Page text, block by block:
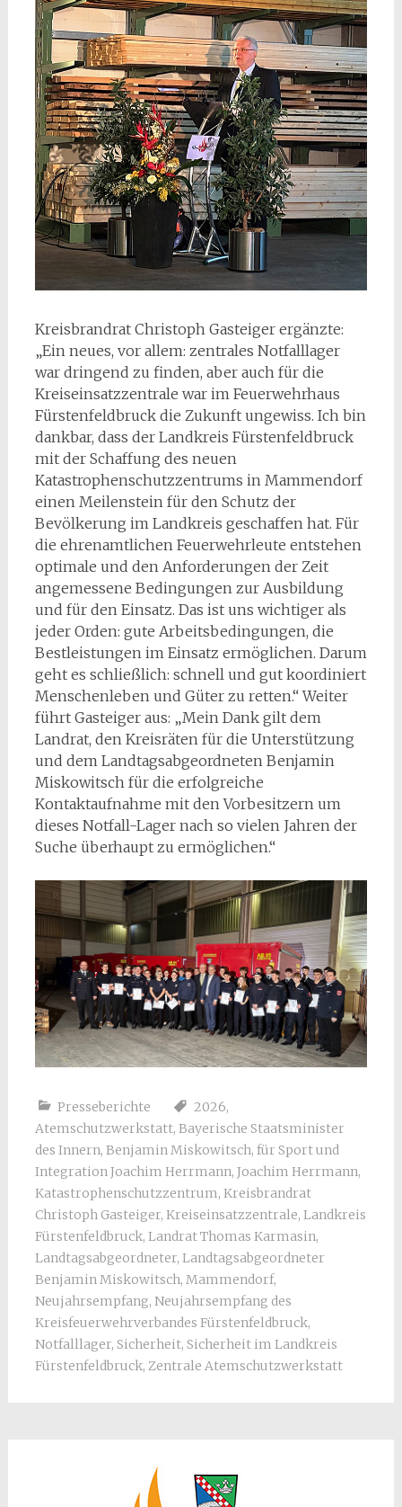
Kreisbrandrat Christoph Gasteiger ergänzte:
„Ein neues, vor allem: zentrales Notfalllager
war dringend zu finden, aber auch für die
Kreiseinsatzzentrale war im Feuerwehrhaus
Fürstenfeldbruck die Zukunft ungewiss. Ich bin
dankbar, dass der Landkreis Fürstenfeldbruck
mit der Schaffung des neuen
Katastrophenschutzzentrums in Mammendorf
einen Meilenstein für den Schutz der
Bevölkerung im Landkreis geschaffen hat. Für
die ehrenamtlichen Feuerwehrleute entstehen
optimale und den Anforderungen der Zeit
angemessene Bedingungen zur Ausbildung
und für den Einsatz. Das ist uns wichtiger als
jeder Orden: gute Arbeitsbedingungen, die
Bestleistungen im Einsatz ermöglichen. Darum
geht es schließlich: schnell und gut koordiniert
Menschenleben und Güter zu retten.“ Weiter
führt Gasteiger aus: „Mein Dank gilt dem
Landrat, den Kreisräten für die Unterstützung
und dem Landtagsabgeordneten Benjamin
Miskowitsch für die erfolgreiche
Kontaktaufnahme mit den Vorbesitzern um
dieses Notfall-Lager nach so vielen Jahren der
Suche überhaupt zu ermöglichen.“
Presseberichte 2026,
Atemschutzwerkstatt, Bayerische Staatsminister
des Innern, Benjamin Miskowitsch, für Sport und
Integration Joachim Herrmann, Joachim Herrmann,
Katastrophenschutzzentrum, Kreisbrandrat
Christoph Gasteiger, Kreiseinsatzzentrale, Landkreis
Fürstenfeldbruck, Landrat Thomas Karmasin,
Landtagsabgeordneter, Landtagsabgeordneter
Benjamin Miskowitsch, Mammendorf,
Neujahrsempfang, Neujahrsempfang des
Kreisfeuerwehrverbandes Fürstenfeldbruck,
Notfalllager, Sicherheit, Sicherheit im Landkreis
Fürstenfeldbruck, Zentrale Atemschutzwerkstatt